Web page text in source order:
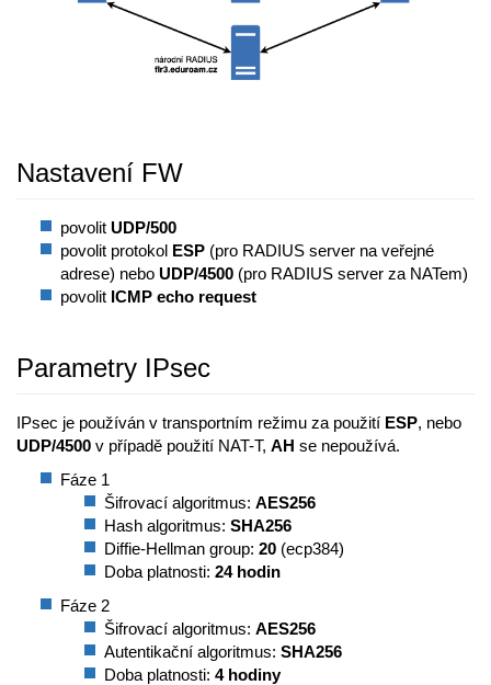
Nastavení FW
povolit UDP/500
povolit protokol ESP (pro RADIUS server na veřejné
adrese) nebo UDP/4500 (pro RADIUS server za NATem)
povolit ICMP echo request
Parametry IPsec
IPsec je používán v transportním režimu za použití ESP, nebo
UDP/4500 v případě použití NAT-T, AH se nepoužívá.
Fáze 1
Šifrovací algoritmus: AES256
Hash algoritmus: SHA256
Diffie-Hellman group: 20 (ecp384)
Doba platnosti: 24 hodin
Fáze 2
Šifrovací algoritmus: AES256
Autentikační algoritmus: SHA256
Doba platnosti: 4 hodiny